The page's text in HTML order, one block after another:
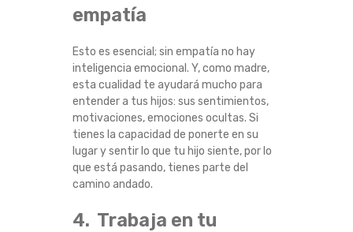
empatía
Esto es esencial; sin empatía no hay
inteligencia emocional. Y, como madre,
esta cualidad te ayudará mucho para
entender a tus hijos: sus sentimientos,
motivaciones, emociones ocultas. Si
tienes la capacidad de ponerte en su
lugar y sentir lo que tu hijo siente, por lo
que está pasando, tienes parte del
camino andado.
4. Trabaja en tu